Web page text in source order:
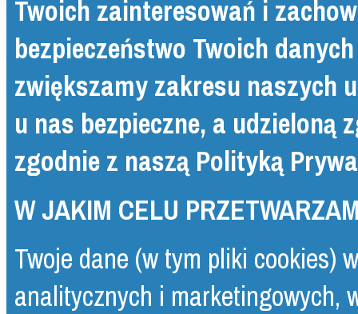
Twoich zainteresowań i
bezpieczeństwo Twoich
zwiększamy zakresu naszych
u nas bezpieczne, a udzieloną
zgodnie z naszą Polityką
W JAKIM CELU
Twoje dane (w tym pliki cookies)
analitycznych i marketingowych,